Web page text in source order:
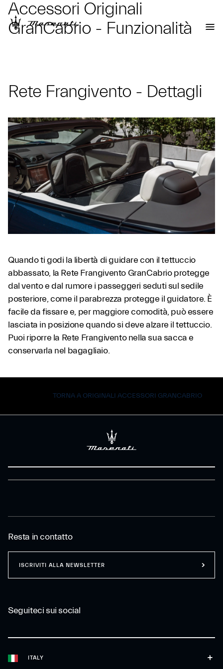
Accessori Originali
GranCabrio - Funzionalità
Rete Frangivento - Dettagli
Quando ti godi la libertà di guidare con il tettuccio
abbassato, la Rete Frangivento GranCabrio protegge
dal vento e dal rumore i passeggeri seduti sul sedile
posteriore, come il parabrezza protegge il guidatore. È
facile da fissare e, per maggiore comodità, può essere
lasciata in posizione quando si deve alzare il tettuccio.
Puoi riporre la Rete Frangivento nella sua sacca e
conservarla nel bagagliaio.
TORNA A ORIGINALI ACCESSORI GRANCABRIO
ITALY
Seguiteci sui social
Resta in contatto
ISCRIVITI ALLA NEWSLETTER